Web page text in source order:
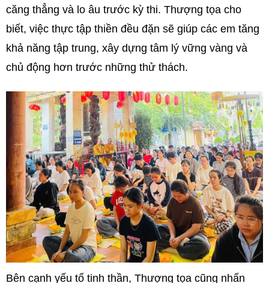
căng thẳng và lo âu trước kỳ thi. Thượng tọa cho
biết, việc thực tập thiền đều đặn sẽ giúp các em tăng
khả năng tập trung, xây dựng tâm lý vững vàng và
chủ động hơn trước những thử thách.
Bên cạnh yếu tố tinh thần, Thượng tọa cũng nhấn